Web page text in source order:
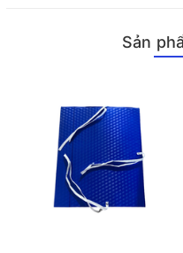
Để biết thêm thông tin về
được tư vấn chi tiết hơn!
Sản